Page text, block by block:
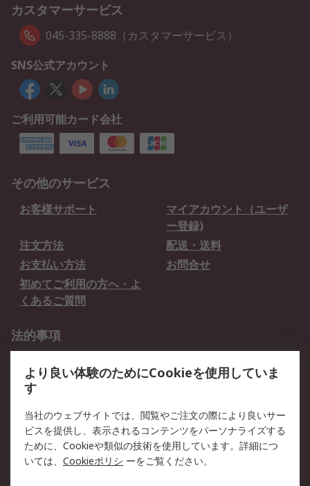
カスタマーサービス
045-335-8888（カスタマーサービス）
SNS公式アカウント
ご利用可能カード会社
その他のサービス
お客様サポート
マイアカウント（ユーザ
ー登録)
注文方法
配送・送料
お支払い方法
お問合せ
初めてご利用の方へ・よ
くあるご質問
法的事項
クッキーポリシー
RSについて
会社概要
採用情報
プレスリリース＆お知ら
コーポレートサイト
より良い体験のためにCookieを使用していま
す
当社のウェブサイトでは、閲覧やご注文の際により良いサー
ビスを提供し、表示されるコンテンツをパーソナライズする
ために、Cookieや類似の技術を使用しています。詳細につ
いては、 Cookieポリシ ーをご覧ください。